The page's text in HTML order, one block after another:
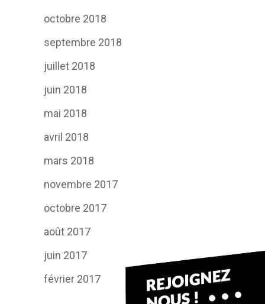
octobre 2018
septembre 2018
juillet 2018
juin 2018
mai 2018
avril 2018
mars 2018
novembre 2017
octobre 2017
août 2017
juin 2017
février 2017